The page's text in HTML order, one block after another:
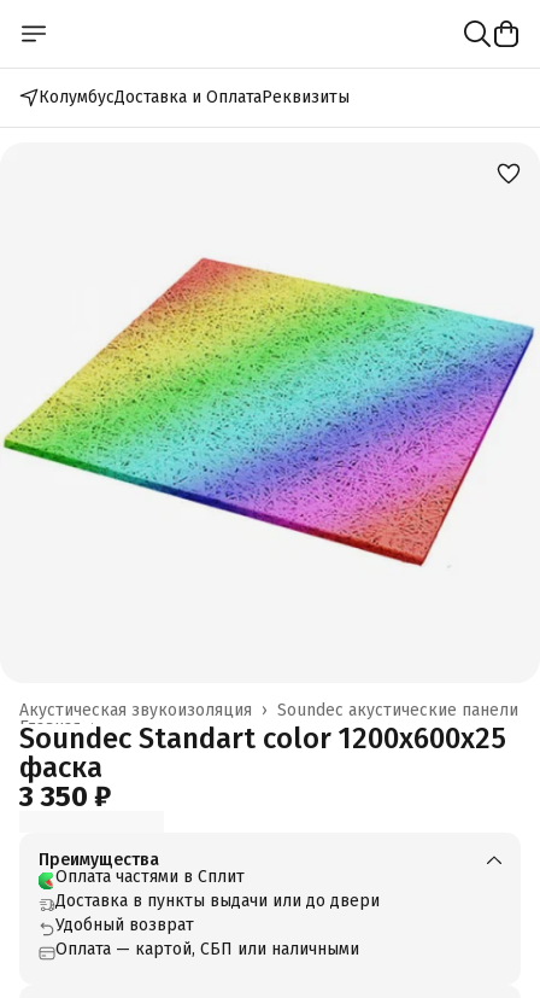
КолумбусДоставка и ОплатаРеквизиты
Soundec акустические панели
Акустическая звукоизоляция ›
Главная ›
Soundec Standart color 1200x600x25
фаска
3 350 ₽
Преимущества
Оплата частями в Сплит
Доставка в пункты выдачи или до двери
Удобный возврат
Оплата — картой, СБП или наличными